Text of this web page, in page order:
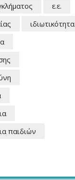
ε.ε.
ιδιωτικότητα
παιδιών